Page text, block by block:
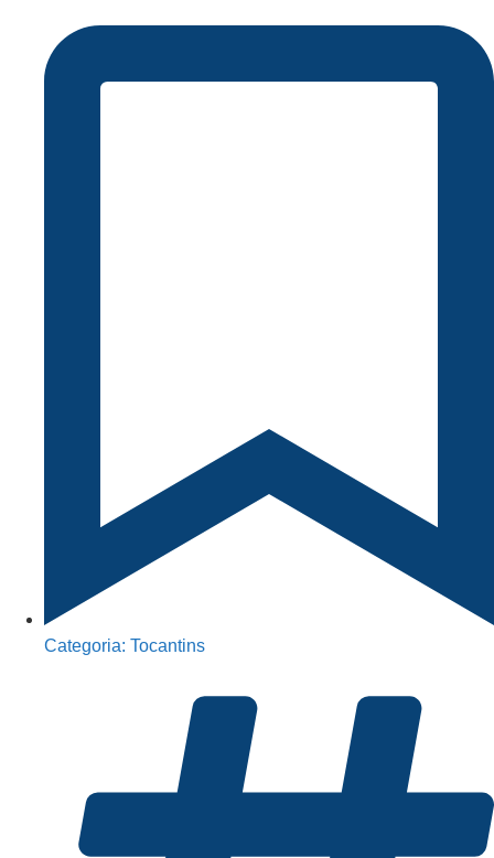
Categoria: Tocantins